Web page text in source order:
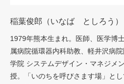
稲葉俊郎（いなば としろう）
1979年熊本生まれ。医師、医学博
属病院循環器内科助教、軽井沢病
学院 システムデザイン・マネジメ
授。「いのちを呼びさます場」と